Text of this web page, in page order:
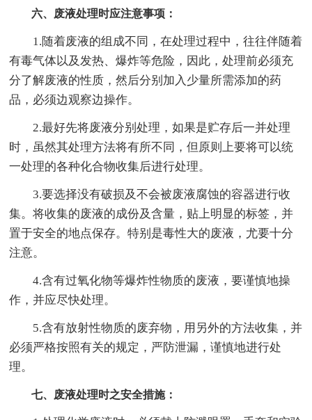
六、废液处理时应注意事项：
1.随着废液的组成不同，在处理过程中，往往伴随着
有毒气体以及发热、爆炸等危险，因此，处理前必须充
分了解废液的性质，然后分别加入少量所需添加的药
品，必须边观察边操作。
2.最好先将废液分别处理，如果是贮存后一并处理
时，虽然其处理方法将有所不同，但原则上要将可以统
一处理的各种化合物收集后进行处理。
3.要选择没有破损及不会被废液腐蚀的容器进行收
集。将收集的废液的成份及含量，贴上明显的标签，并
置于安全的地点保存。特别是毒性大的废液，尤要十分
注意。
4.含有过氧化物等爆炸性物质的废液，要谨慎地操
作，并应尽快处理。
5.含有放射性物质的废弃物，用另外的方法收集，并
必须严格按照有关的规定，严防泄漏，谨慎地进行处
理。
七、废液处理时之安全措施：